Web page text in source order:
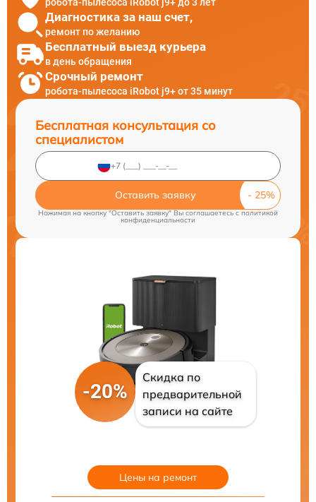
робота-пылесоса iRobot j9+ до 3 лет
Диагностика за наш счет,
ремонт по желанию
Бесплатный выезд курьера
в день обращения
Срочный ремонт
робота-пылесоса iRobot j9+ от 35 минут
Бесплатная консультация со
специалистом
Оставить заявку
Нажимая на кнопку "Оставить заявку" Вы соглашаетесь cполитикой
конфиденциальности
-20%
Скидка по
предварительной
записи на сайте
Цены на ремонт